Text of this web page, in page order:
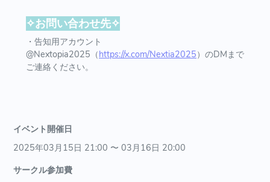
✧お問い合わせ先✧
・告知用アカウント
@Nextopia2025（https://x.com/Nextia2025）のDMまで
ご連絡ください。
イベント開催日
2025年03月15日 21:00 〜 03月16日 20:00
サークル参加費